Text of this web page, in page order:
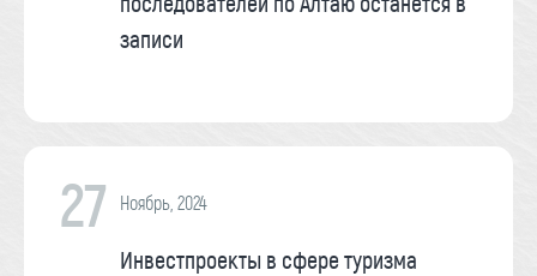
записи
27 Ноябрь, 2024
Инвестпроекты в сфере туризма